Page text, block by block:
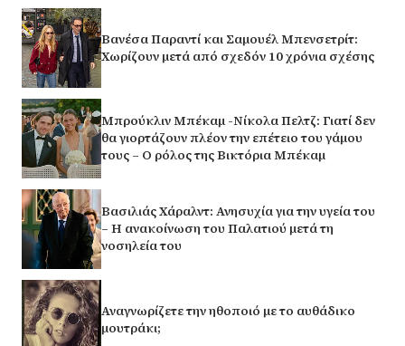
Βανέσα Παραντί και Σαμουέλ Μπενσετρίτ:
Χωρίζουν μετά από σχεδόν 10 χρόνια σχέσης
Μπρούκλιν Μπέκαμ -Νίκολα Πελτζ: Γιατί δεν
θα γιορτάζουν πλέον την επέτειο του γάμου
τους – Ο ρόλος της Βικτόρια Μπέκαμ
Βασιλιάς Χάραλντ: Ανησυχία για την υγεία του
– Η ανακοίνωση του Παλατιού μετά τη
νοσηλεία του
Αναγνωρίζετε την ηθοποιό με το αυθάδικο
μουτράκι;